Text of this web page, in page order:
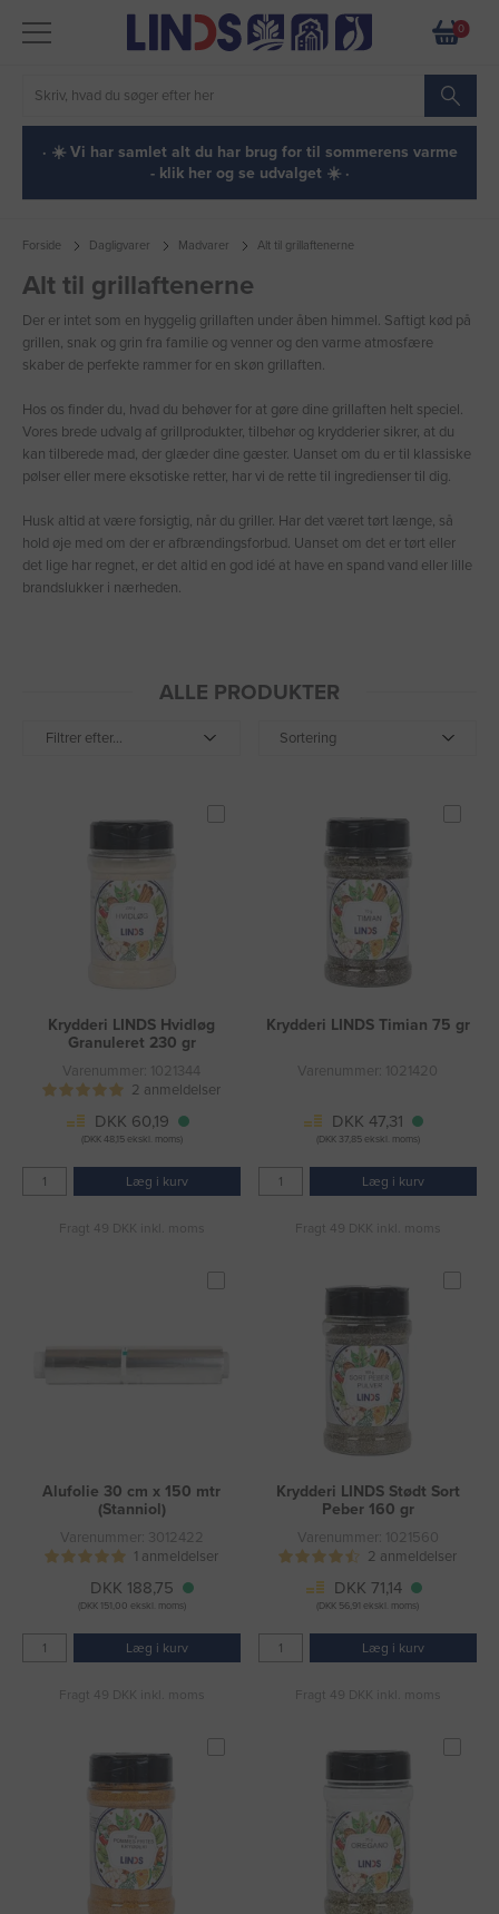
0
· ☀️ Vi har samlet alt du har brug for til sommerens varme
- klik her og se udvalget ☀️ ·
Forside Dagligvarer Madvarer Alt til grillaftenerne
Alt til grillaftenerne
Der er intet som en hyggelig grillaften under åben himmel. Saftigt kød på
grillen, snak og grin fra familie og venner og den varme atmosfære
skaber de perfekte rammer for en skøn grillaften.
Hos os finder du, hvad du behøver for at gøre dine grillaften helt speciel.
Vores brede udvalg af grillprodukter, tilbehør og krydderier sikrer, at du
kan tilberede mad, der glæder dine gæster. Uanset om du er til klassiske
pølser eller mere eksotiske retter, har vi de rette til ingredienser til dig.
Husk altid at være forsigtig, når du griller. Har det været tørt længe, så
hold øje med om der er afbrændingsforbud. Uanset om det er tørt eller
det lige har regnet, er det altid en god idé at have en spand vand eller lille
brandslukker i nærheden.
ALLE PRODUKTER
Filtrer efter... Sortering
Krydderi LINDS Hvidløg
Granuleret 230 gr
Varenummer: 1021344
2 anmeldelser
DKK 60,19
(DKK 48,15 ekskl. moms)
Læg i kurv
Fragt 49 DKK inkl. moms
Krydderi LINDS Timian 75 gr
Varenummer: 1021420
DKK 47,31
(DKK 37,85 ekskl. moms)
Læg i kurv
Fragt 49 DKK inkl. moms
Alufolie 30 cm x 150 mtr
(Stanniol)
Varenummer: 3012422
1 anmeldelser
DKK 188,75
(DKK 151,00 ekskl. moms)
Læg i kurv
Fragt 49 DKK inkl. moms
Krydderi LINDS Stødt Sort
Peber 160 gr
Varenummer: 1021560
2 anmeldelser
DKK 71,14
(DKK 56,91 ekskl. moms)
Læg i kurv
Fragt 49 DKK inkl. moms